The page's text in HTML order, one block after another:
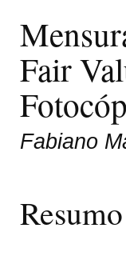
Fair
Fabiano
Resumo